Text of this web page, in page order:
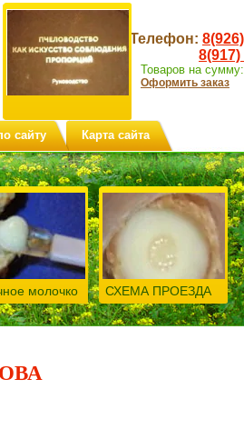
Телефон:
8(917)
сайту Карта сайта
Товаров на сумму:
Оформить заказ
молочко СХЕМА ПРОЕЗДА